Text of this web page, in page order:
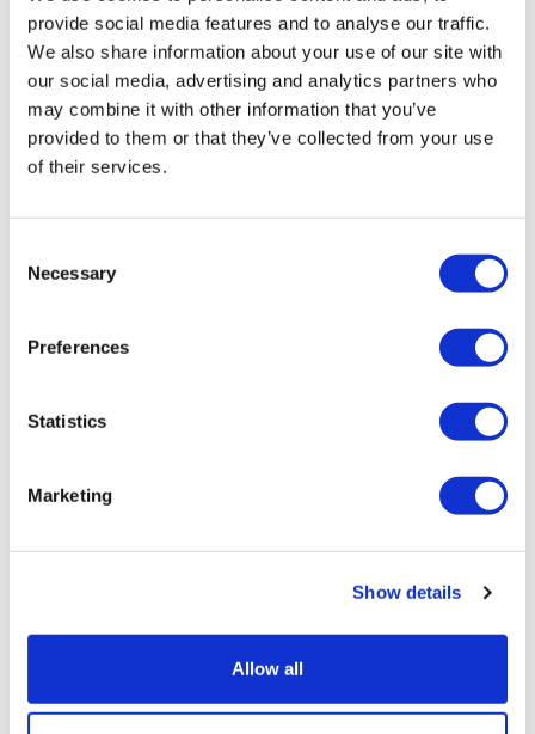
provide social media features and to analyse our traffic.
We also share information about your use of our site with
our social media, advertising and analytics partners who
may combine it with other information that you’ve
provided to them or that they’ve collected from your use
of their services.
Selection
Necessary
Preferences
Statistics
Marketing
Show details
Allow all
jugaron ningún papel en el mensaje real que la monarquía quería
dar a los primeros visitantes de la Torre.
Programa
Cierre anticipado a las 14:00 horas el día 5 de septiembre
Estación de metro más cercana: Tower Hill / Estación de tren
Rutas de autobús:
Información adicional
Por favor seleccione la fecha de visita elegida. Si la fecha elegida
no requiere un horario, usted es libre de ingresar en cualquier